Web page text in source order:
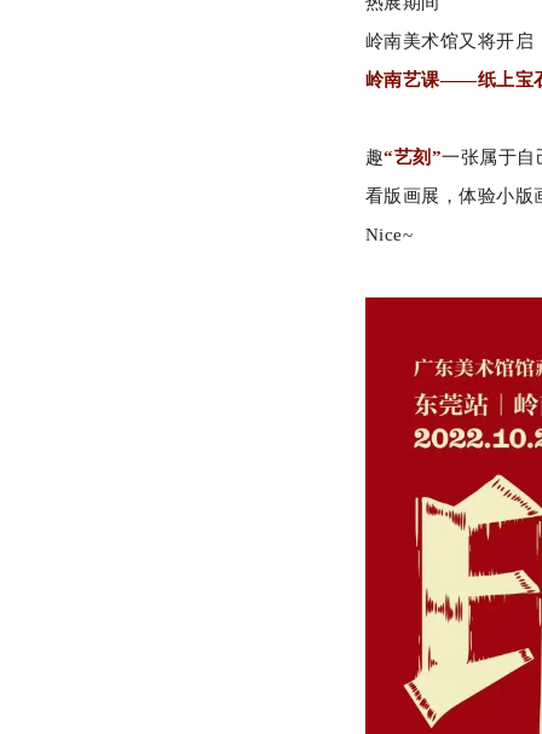
岭南美术馆又将开启
岭南艺课——纸上宝
趣“艺刻”一张属于自
看版画展，体验小版
Nice~